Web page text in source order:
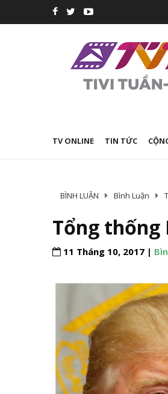
TV ONLINE TIN TỨC
BÌNH LUẬN Bình Luận
Tổng thống
11 Tháng 10, 2017 |